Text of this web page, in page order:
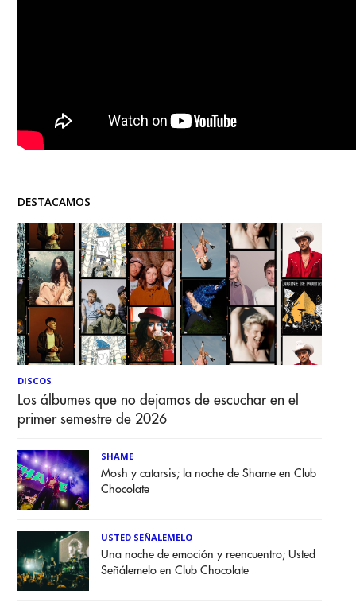
DESTACAMOS
DISCOS
Los álbumes que no dejamos de escuchar en el
primer semestre de 2026
SHAME
Mosh y catarsis; la noche de Shame en Club
Chocolate
USTED SEÑALEMELO
Una noche de emoción y reencuentro; Usted
Señálemelo en Club Chocolate